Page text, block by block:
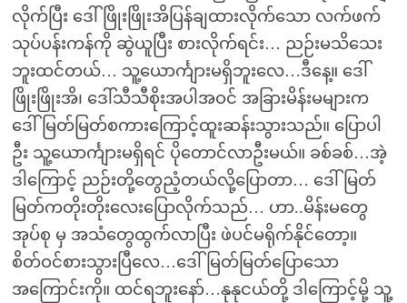
လိုက်ပြီး ဒေါ်ဖြိုးဖြိုးအိပြန်ချထားလိုက်သော လက်ဖက်
သုပ်ပန်းကန်ကို ဆွဲယူပြီး စားလိုက်ရင်း… ညဉ်းမသိသေး
ဘူးထင်တယ်… သူ့ယောင်္ကျားမရှိဘူးလေ…ဒီနေ့။ ဒေါ်
ဖြိုးဖြိုးအိ၊ ဒေါ်သီသီစိုးအပါအဝင် အခြားမိန်းမများက
ဒေါ်မြတ်မြတ်စကားကြောင့်ထူးဆန်းသွားသည်။ ပြောပါ
ဦး သူ့ယောင်္ကျားမရှိရင် ပိုတောင်လာဦးမယ်။ ခစ်ခစ်…အဲ့
ဒါကြောင့် ညဉ်းတို့တွေညံ့တယ်လို့ပြောတာ… ဒေါ်မြတ်
မြတ်ကတိုးတိုးလေးပြောလိုက်သည်… ဟာ..မိန်းမတွေ
အုပ်စု မှ အသံတွေထွက်လာပြီး ဖဲပင်မရိုက်နိုင်တော့။
စိတ်ဝင်စားသွားပြီလေ…ဒေါ်မြတ်မြတ်ပြောသော
အကြောင်းကို။ ထင်ရဘူးနော်…နုနုငယ်တို့ ဒါကြောင့်မို့ သူ့